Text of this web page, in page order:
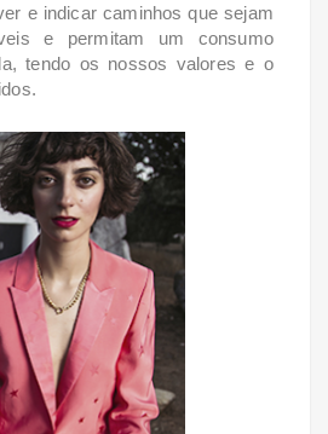
e indicar caminhos que sejam
e permitam um consumo
tendo os nossos valores e o